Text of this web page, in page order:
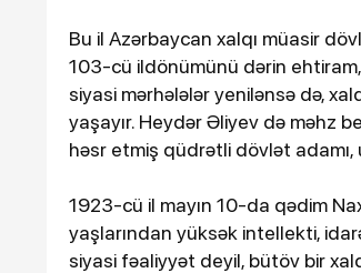
Bu il Azərbaycan xalqı müasir
103-cü ildönümünü dərin
siyasi mərhələlər yenilənsə də,
yaşayır. Heydər Əliyev də məhz
həsr etmiş qüdrətli dövlət
1923-cü il mayın 10-da qədim
yaşlarından yüksək intellekti,
siyasi fəaliyyət deyil, bütöv bir
Samvel
filmində